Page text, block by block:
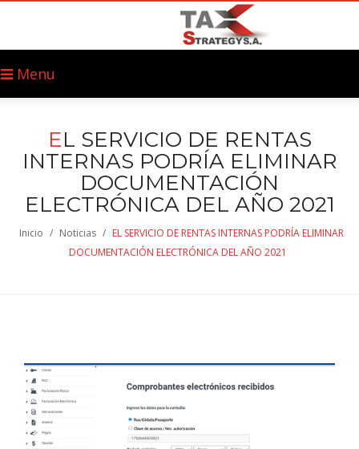
Menu
EL SERVICIO DE RENTAS
INTERNAS PODRÍA ELIMINAR
DOCUMENTACIÓN
ELECTRÓNICA DEL AÑO 2021
Inicio / Noticias / EL SERVICIO DE RENTAS INTERNAS PODRÍA ELIMINAR
DOCUMENTACIÓN ELECTRÓNICA DEL AÑO 2021